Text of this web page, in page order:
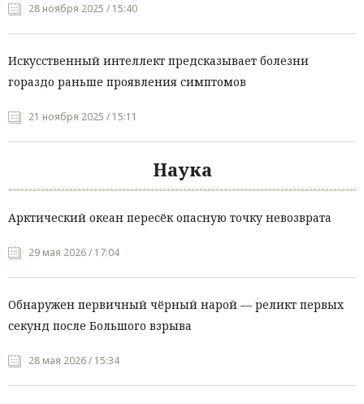
28 ноября 2025 / 15:40
Искусственный интеллект предсказывает болезни
гораздо раньше проявления симптомов
21 ноября 2025 / 15:11
Наука
Арктический океан пересёк опасную точку невозврата
29 мая 2026 / 17:04
Обнаружен первичный чёрный нарой — реликт первых
секунд после Большого взрыва
28 мая 2026 / 15:34